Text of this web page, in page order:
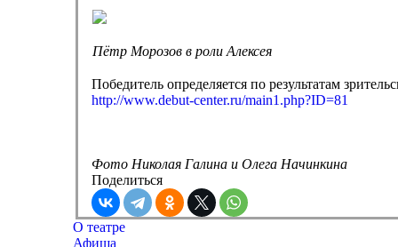
Пётр Морозов в роли Алексея
Победитель определяется по результатам
http://www.debut-center.ru/main1.php?ID=81
Фото Николая Галина и Олега Начинкина
Поделиться
О театре
Афиша